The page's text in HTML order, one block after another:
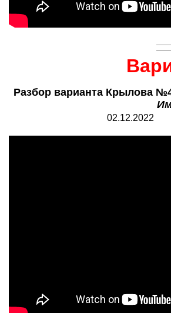
Разбор варианта Крылова
02.12.2022